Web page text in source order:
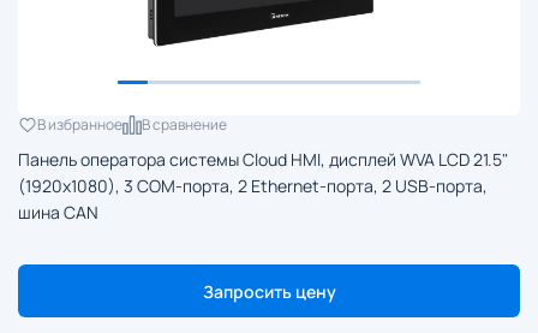
Панель оператора системы Cloud HMI, дисплей WVA LCD 21.5"
(1920x1080), 3 COM-порта, 2 Ethernet-порта, 2 USB-порта,
шина CAN
В избранное В сравнение
Запросить цену